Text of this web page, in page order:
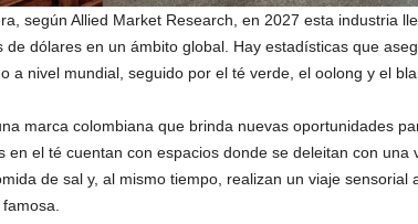
según Allied Market Research, en 2027 esta industria
de dólares en un ámbito global. Hay estadísticas que
a nivel mundial, seguido por el té verde, el oolong y el
marca colombiana que brinda nuevas oportunidades
en el té cuentan con espacios donde se deleitan con una
de sal y, al mismo tiempo, realizan un viaje sensorial
famosa.